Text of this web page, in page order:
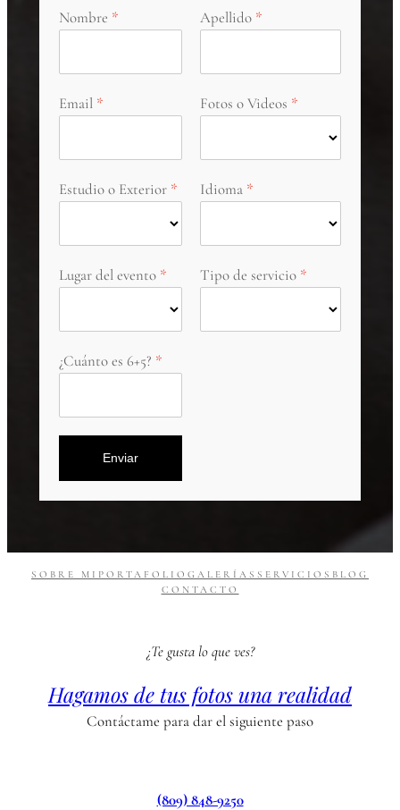
Nombre Apellido
Email Fotos o Videos
Estudio o Exterior Idioma
Lugar del evento Tipo de servicio
¿Cuánto es 6+5?
Enviar
SOBRE MI PORTAFOLIO GALERÍAS SERVICIOS BLOG
CONTACTO
¿Te gusta lo que ves?
Hagamos de tus fotos una realidad
Contáctame para dar el siguiente paso
(809) 848-9250